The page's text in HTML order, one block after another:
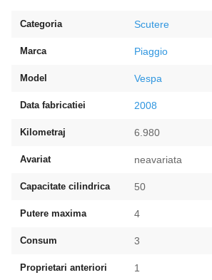
Categoria Scutere
Marca Piaggio
Model Vespa
Data fabricatiei 2008
Kilometraj 6.980
Avariat neavariata
Capacitate cilindrica 50
Putere maxima 4
Consum 3
Proprietari anteriori 1